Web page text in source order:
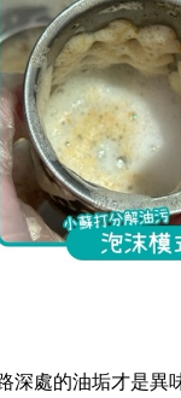
深處的油垢才是